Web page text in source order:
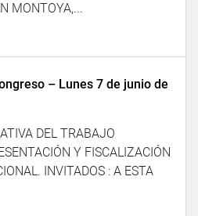
MONTOYA,...
– Lunes 7 de junio de
DEL TRABAJO
Y FISCALIZACIÓN
INVITADOS : A ESTA